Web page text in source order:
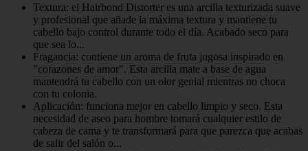
Textura: el Hairbond Distorter es una arcilla texturizada suave
y profesional que añade la máxima textura y mantiene tu
cabello bajo control durante todo el día. Acabado seco para
que sea lo...
Fragancia: contiene un aroma de fruta jugosa inspirado en
"corazones de amor". Esta arcilla mate a base de agua
mantendrá tu cabello con un olor genial mientras no choca
con tu colonia.
Aplicación: funciona mejor en cabello limpio y seco. Esta
necesidad de aseo para hombre tomará cualquier estilo de
cabeza de cama y te transformará para que parezca que acabas
de salir del salón o...